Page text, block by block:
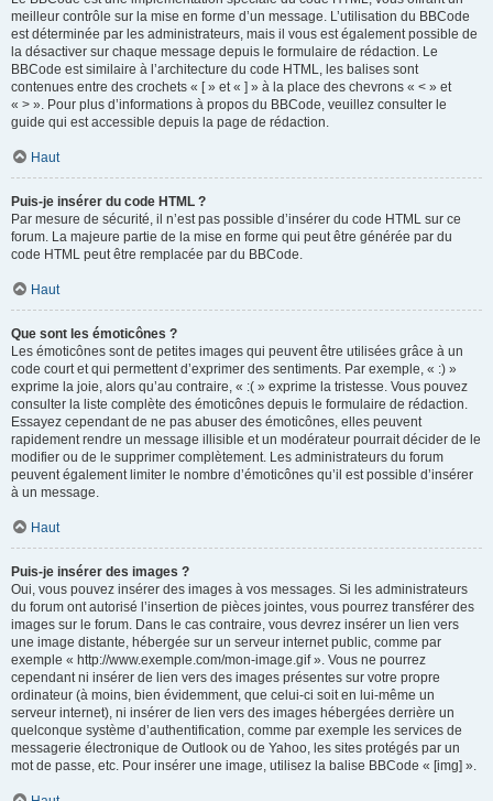
meilleur contrôle sur la mise en forme d’un message. L’utilisation du BBCode
est déterminée par les administrateurs, mais il vous est également possible de
la désactiver sur chaque message depuis le formulaire de rédaction. Le
BBCode est similaire à l’architecture du code HTML, les balises sont
contenues entre des crochets « [ » et « ] » à la place des chevrons « < » et
« > ». Pour plus d’informations à propos du BBCode, veuillez consulter le
guide qui est accessible depuis la page de rédaction.
Haut
Puis-je insérer du code HTML ?
Par mesure de sécurité, il n’est pas possible d’insérer du code HTML sur ce
forum. La majeure partie de la mise en forme qui peut être générée par du
code HTML peut être remplacée par du BBCode.
Haut
Que sont les émoticônes ?
Les émoticônes sont de petites images qui peuvent être utilisées grâce à un
code court et qui permettent d’exprimer des sentiments. Par exemple, « :) »
exprime la joie, alors qu’au contraire, « :( » exprime la tristesse. Vous pouvez
consulter la liste complète des émoticônes depuis le formulaire de rédaction.
Essayez cependant de ne pas abuser des émoticônes, elles peuvent
rapidement rendre un message illisible et un modérateur pourrait décider de le
modifier ou de le supprimer complètement. Les administrateurs du forum
peuvent également limiter le nombre d’émoticônes qu’il est possible d’insérer
à un message.
Haut
Puis-je insérer des images ?
Oui, vous pouvez insérer des images à vos messages. Si les administrateurs
du forum ont autorisé l’insertion de pièces jointes, vous pourrez transférer des
images sur le forum. Dans le cas contraire, vous devrez insérer un lien vers
une image distante, hébergée sur un serveur internet public, comme par
exemple « http://www.exemple.com/mon-image.gif ». Vous ne pourrez
cependant ni insérer de lien vers des images présentes sur votre propre
ordinateur (à moins, bien évidemment, que celui-ci soit en lui-même un
serveur internet), ni insérer de lien vers des images hébergées derrière un
quelconque système d’authentification, comme par exemple les services de
messagerie électronique de Outlook ou de Yahoo, les sites protégés par un
mot de passe, etc. Pour insérer une image, utilisez la balise BBCode « [img] ».